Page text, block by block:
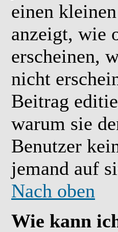
einen
anzeigt, wie
erscheinen,
nicht
Beitrag
warum sie
Benutzer
jemand auf
Nach oben
Wie kann